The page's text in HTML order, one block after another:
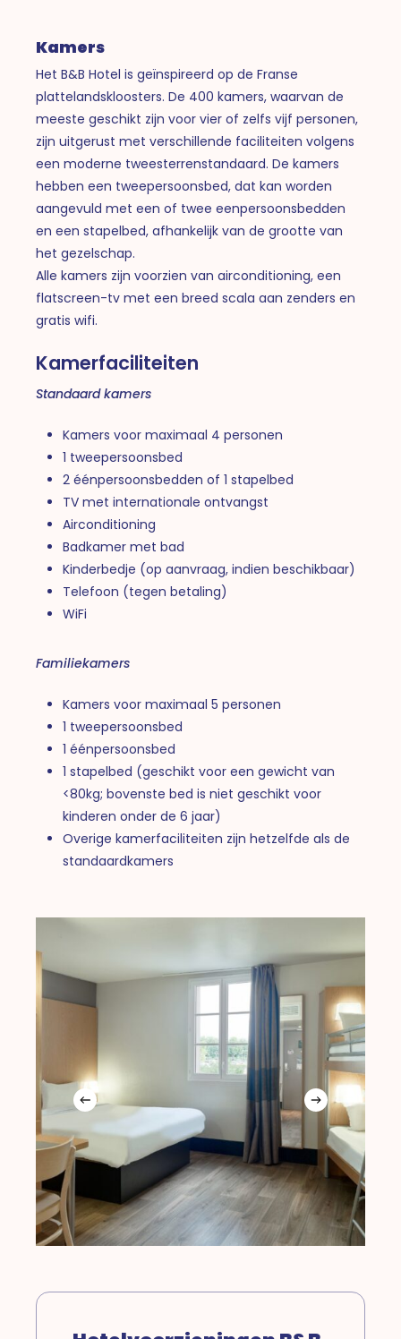
Kamers
Het B&B Hotel is geïnspireerd op de Franse
plattelandskloosters. De 400 kamers, waarvan de
meeste geschikt zijn voor vier of zelfs vijf personen,
zijn uitgerust met verschillende faciliteiten volgens
een moderne tweesterrenstandaard. De kamers
hebben een tweepersoonsbed, dat kan worden
aangevuld met een of twee eenpersoonsbedden
en een stapelbed, afhankelijk van de grootte van
het gezelschap.
Alle kamers zijn voorzien van airconditioning, een
flatscreen-tv met een breed scala aan zenders en
gratis wifi.
Kamerfaciliteiten
Standaard kamers
Kamers voor maximaal 4 personen
1 tweepersoonsbed
2 éénpersoonsbedden of 1 stapelbed
TV met internationale ontvangst
Airconditioning
Badkamer met bad
Kinderbedje (op aanvraag, indien beschikbaar)
Telefoon (tegen betaling)
WiFi
Familiekamers
Kamers voor maximaal 5 personen
1 tweepersoonsbed
1 éénpersoonsbed
1 stapelbed (geschikt voor een gewicht van
<80kg; bovenste bed is niet geschikt voor
kinderen onder de 6 jaar)
Overige kamerfaciliteiten zijn hetzelfde als de
standaardkamers